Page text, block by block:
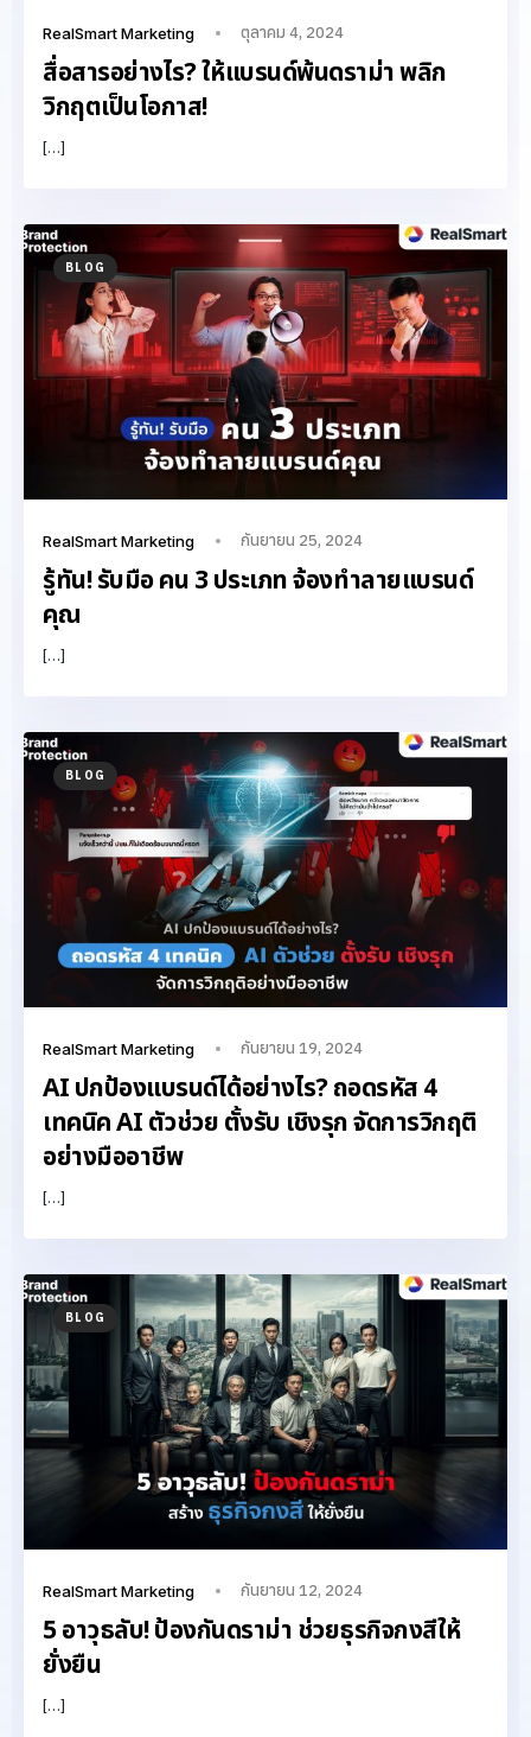
RealSmart Marketing ตุลาคม 4, 2024
สื่อสารอย่างไร? ให้แบรนด์พ้นดราม่า พลิก
วิกฤตเป็นโอกาส!
[…]
BLOG
RealSmart Marketing กันยายน 25, 2024
รู้ทัน! รับมือ คน 3 ประเภท จ้องทำลายแบรนด์
คุณ
[…]
BLOG
RealSmart Marketing กันยายน 19, 2024
AI ปกป้องแบรนด์ได้อย่างไร? ถอดรหัส 4
เทคนิค AI ตัวช่วย ตั้งรับ เชิงรุก จัดการวิกฤติ
อย่างมืออาชีพ
[…]
BLOG
RealSmart Marketing กันยายน 12, 2024
5 อาวุธลับ! ป้องกันดราม่า ช่วยธุรกิจกงสีให้
ยั่งยืน
[…]